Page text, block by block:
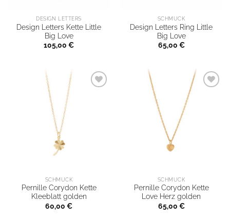
DESIGN LETTERS
Design Letters Kette Little
Big Love
105,00 €
SCHMUCK
Design Letters Ring Little
Big Love
65,00 €
SCHMUCK
Pernille Corydon Kette
Kleeblatt golden
60,00 €
SCHMUCK
Pernille Corydon Kette
Love Herz golden
65,00 €